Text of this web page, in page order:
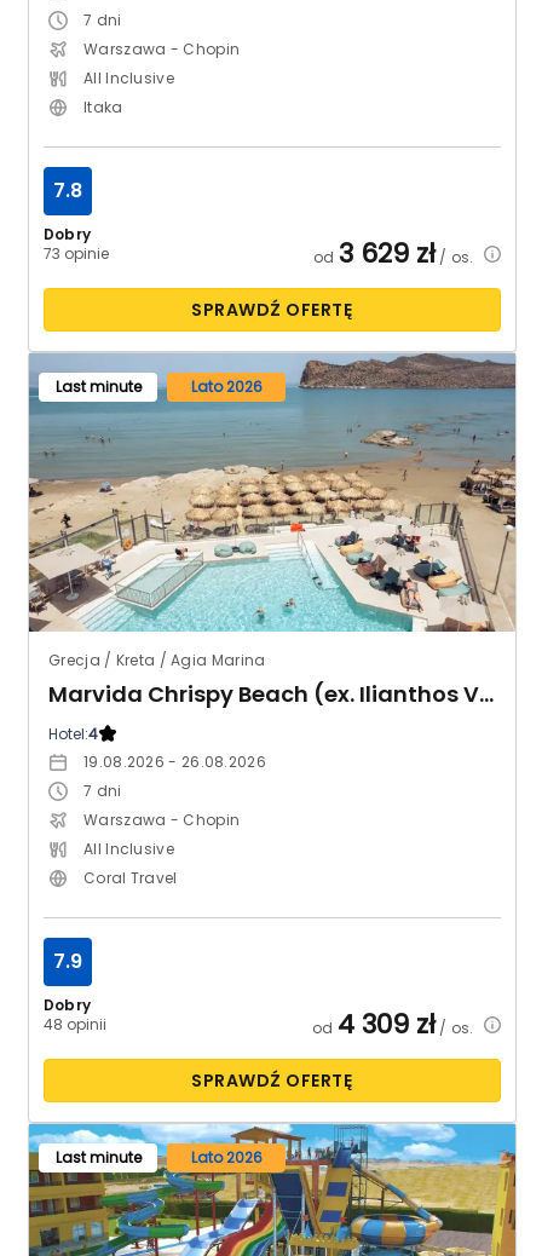
7 dni
Warszawa - Chopin
All Inclusive
Itaka
Dobry
73 opinie
7.8
od 3 629 zł/ os.
SPRAWDŹ OFERTĘ
Last minute Lato 2026
Grecja / Kreta / Agia Marina
Marvida Chrispy Beach (ex. Ilianthos Village)
Hotel:4
19.08.2026 - 26.08.2026
7 dni
Warszawa - Chopin
All Inclusive
Coral Travel
Dobry
48 opinii
7.9
od 4 309 zł/ os.
SPRAWDŹ OFERTĘ
Last minute Lato 2026